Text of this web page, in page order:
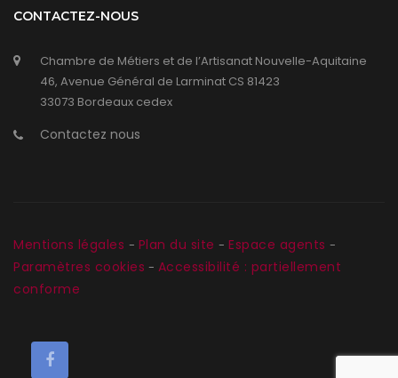
CONTACTEZ-NOUS
Chambre de Métiers et de l’Artisanat Nouvelle-Aquitaine
46, Avenue Général de Larminat CS 81423
33073 Bordeaux cedex
Contactez nous
Mentions légales - Plan du site - Espace agents -
Paramètres cookies - Accessibilité : partiellement
conforme